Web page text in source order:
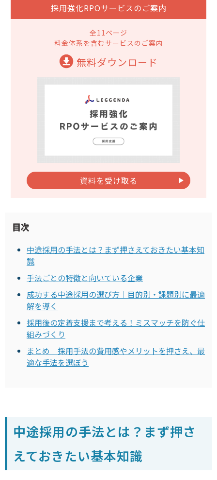
採用強化RPOサービスのご案内
全11ページ
料金体系を含むサービスのご案内
無料ダウンロード
資料を受け取る
目次
中途採用の手法とは？まず押さえておきたい基本知
識
手法ごとの特徴と向いている企業
成功する中途採用の選び方｜目的別・課題別に最適
解を導く
採用後の定着支援まで考える！ミスマッチを防ぐ仕
組みづくり
まとめ｜採用手法の費用感やメリットを押さえ、最
適な手法を選ぼう
中途採用の手法とは？まず押さ
えておきたい基本知識